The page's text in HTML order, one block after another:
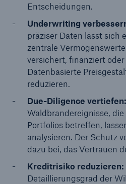
Entscheidungen.
Underwriting
präziser Daten lässt sich
zentrale
versichert, finanziert
Datenbasierte
reduzieren.
Due-Diligence vertiefen:
Waldbrandereignisse,
Portfolios betreffen,
analysieren. Der Schutz
dazu bei, das Vertrauen
Kreditrisiko reduzieren:
Detaillierungsgrad der